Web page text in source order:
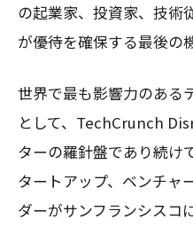
の起業家、投資家、技術
が優待を確保する最後の
世界で最も影響力のある
として、TechCrunch
ターの羅針盤であり続け
タートアップ、ベンチャ
ダーがサンフランシスコ